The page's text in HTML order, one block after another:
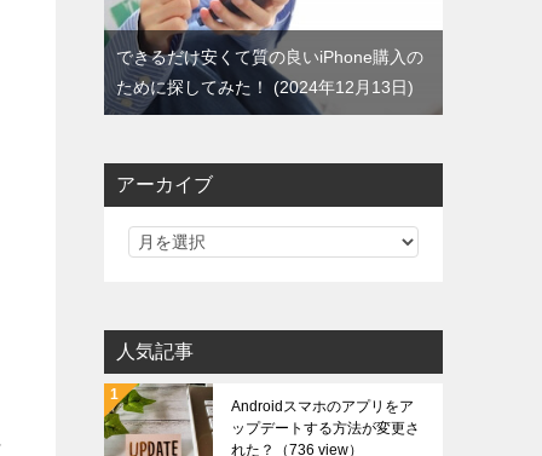
できるだけ安くて質の良いiPhone購入の
ために探してみた！
2024年12月13日
アーカイブ
人気記事
Androidスマホのアプリをア
ップデートする方法が変更さ
れた？
（736 view）